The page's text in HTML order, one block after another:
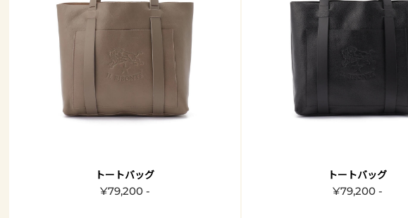
トートバッグ
¥79,200 -
トートバッグ
¥79,200 -